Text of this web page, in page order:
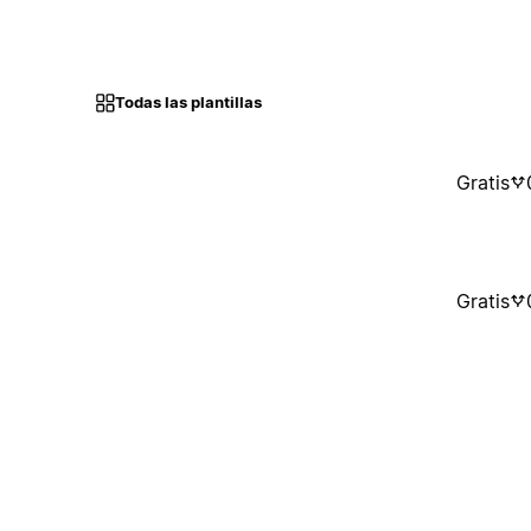
Todas las plantillas
Gratis
Gratis